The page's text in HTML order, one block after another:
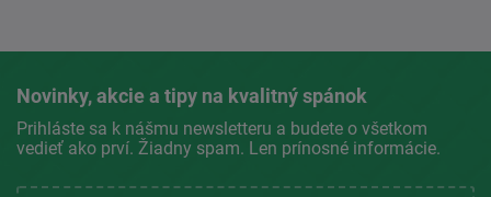
Novinky, akcie a tipy na kvalitný spánok
Prihláste sa k nášmu newsletteru a budete o všetkom
vedieť ako prví. Žiadny spam. Len prínosné informácie.